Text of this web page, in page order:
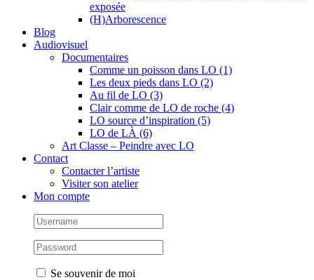
exposée
(H)Arborescence
Blog
Audiovisuel
Documentaires
Comme un poisson dans LO (1)
Les deux pieds dans LO (2)
Au fil de LO (3)
Clair comme de LO de roche (4)
LO source d’inspiration (5)
LO de LÀ (6)
Art Classe – Peindre avec LO
Contact
Contacter l’artiste
Visiter son atelier
Mon compte
Se souvenir de moi